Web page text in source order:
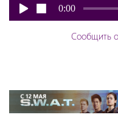
0:00
Сообщить